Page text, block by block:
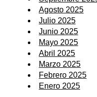
Agosto 2025
Julio 2025
Junio 2025
Mayo 2025
Abril 2025
Marzo 2025
Febrero 2025
Enero 2025